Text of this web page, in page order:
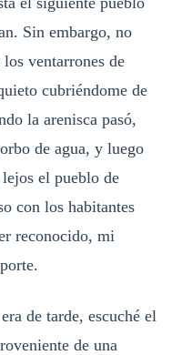
Sin embargo, no
ventarrones de
cubriéndome de
la arenisca pasó,
de agua, y luego
el pueblo de
con los habitantes
reconocido, mi
tarde, escuché el
de una